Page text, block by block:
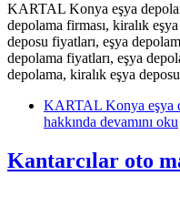
KARTAL Konya eşya
depolama firması, kiralık
deposu fiyatları, eşya
depolama fiyatları, eşya
depolama, kiralık eşya
KARTAL Konya eşya
hakkında devamını oku
Kantarcılar oto